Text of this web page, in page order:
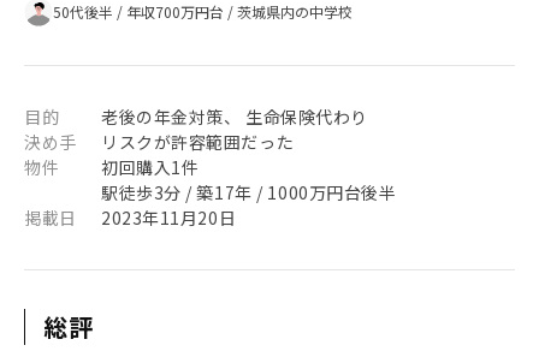
50代後半 / 年収700万円台 /茨城県内の中学校
目的
老後の年金対策、 生命保険代わり
決め手
リスクが許容範囲だった
物件
初回購入1件
駅徒歩3分 / 築17年 / 1000万円台後半
掲載日
2023年11月20日
総評